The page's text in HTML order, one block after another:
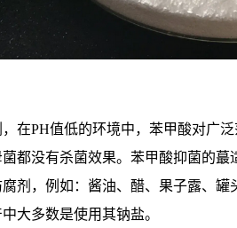
在PH值低的环境中，苯甲酸对广
都没有杀菌效果。苯甲酸抑菌的蕞
剂，例如：酱油、醋、果子露、
大多数是使用其钠盐。